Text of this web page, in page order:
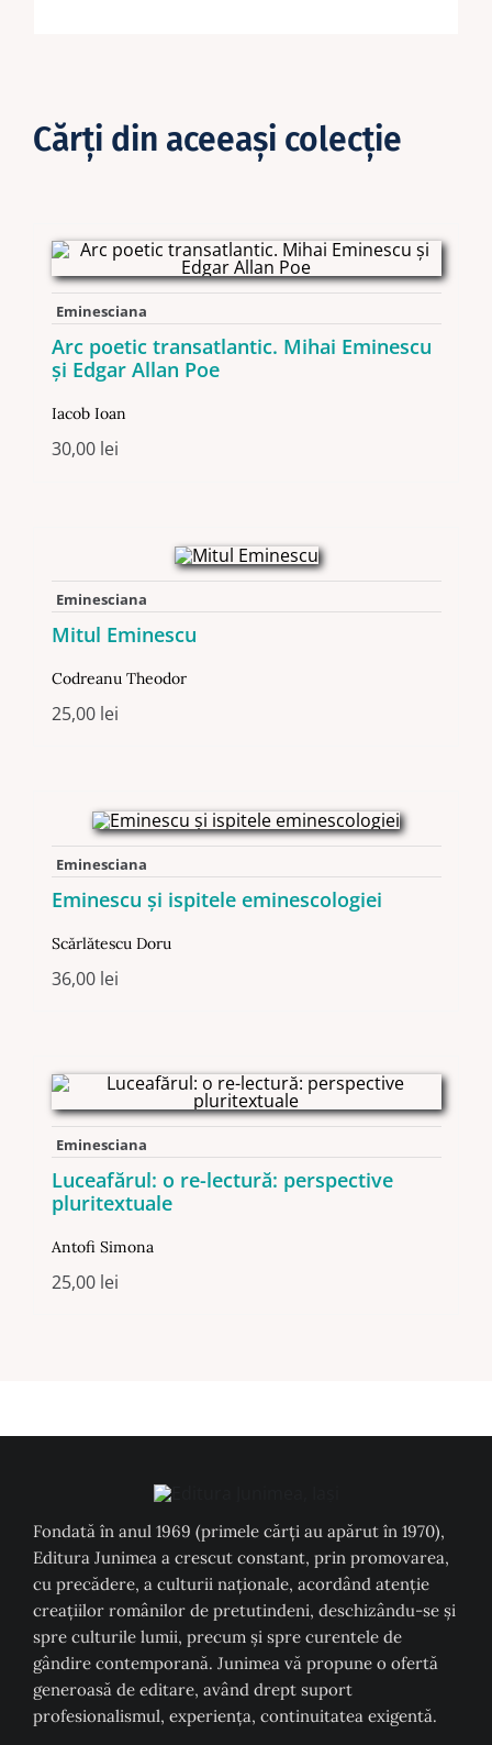
Cărţi din aceeaşi colecţie
Eminesciana
Arc poetic transatlantic. Mihai Eminescu
şi Edgar Allan Poe
Iacob Ioan
30,00 lei
Eminesciana
Mitul Eminescu
Codreanu Theodor
25,00 lei
Eminesciana
Eminescu şi ispitele eminescologiei
Scărlătescu Doru
36,00 lei
Eminesciana
Luceafărul: o re-lectură: perspective
pluritextuale
Antofi Simona
25,00 lei
Fondată în anul 1969 (primele cărți au apărut în 1970),
Editura Junimea a crescut constant, prin promovarea,
cu precădere, a culturii naţionale, acordând atenţie
creaţiilor românilor de pretutindeni, deschizându-se şi
spre culturile lumii, precum şi spre curentele de
gândire contemporană. Junimea vă propune o ofertă
generoasă de editare, având drept suport
profesionalismul, experiența, continuitatea exigentă.